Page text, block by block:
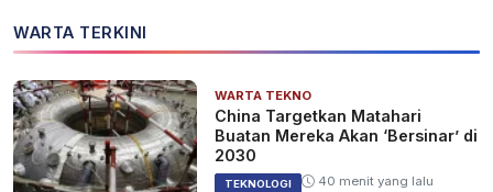
WARTA TERKINI
WARTA TEKNO
China Targetkan Matahari
Buatan Mereka Akan ‘Bersinar’ di
2030
TEKNOLOGI 40 menit yang lalu